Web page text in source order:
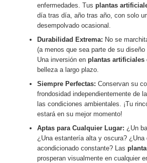
enfermedades. Tusplantas
día tras día, año tras año, con solo
desempolvado ocasional.
Durabilidad Extrema: No se
(a menos que sea parte de su
Una inversión enplantas artificiales
belleza a largo plazo.
Siempre Perfectas: Conservan su
frondosidad independientemente de
las condiciones ambientales. ¡Tu
estará en su mejor momento!
Aptas para Cualquier Lugar: ¿Un
¿Una estantería alta y oscura? ¿Una
acondicionado constante? Las
prosperan visualmente en cualquier